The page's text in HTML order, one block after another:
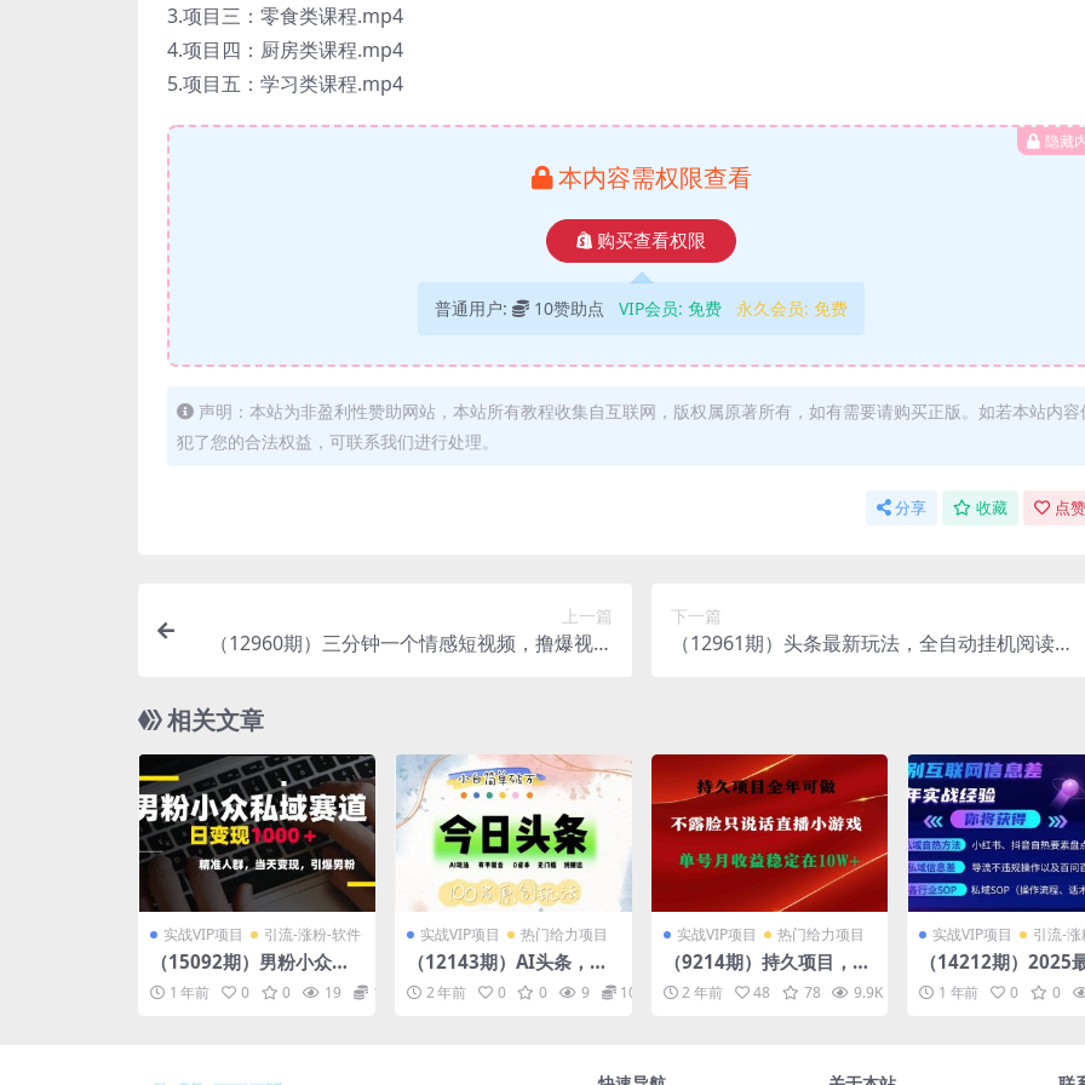
3.项目三：零食类课程.mp4
4.项目四：厨房类课程.mp4
5.项目五：学习类课程.mp4
隐藏
本内容需权限查看
购买查看权限
普通用户: 10赞助点 VIP会员: 免费 永久会员: 免费
声明：本站为非盈利性赞助网站，本站所有教程收集自互联网，版权属原著所有，如有需要请购买正版。如若本站内容
犯了您的合法权益，可联系我们进行处理。
分享 收藏 点
上一篇
（12960期）三分钟一个情感短视频，撸爆视频
下一篇
（12961期）头条最新玩法，全自动挂机阅读，
相关文章
实战VIP项目 引流-涨粉-软件
（15092期）男粉小众私
域赛道，日变现1000＋，
精准人群，当天变现，引
1 年前 0 0 19 10
实战VIP项目 热门给力项目
（12143期）AI头条，有
手就会，0成本无门槛，纯
搬运，小白单号简单破万
2 年前 0 0 9 10
实战VIP项目 热门给力项目
（9214期）持久项目，全
年可做，不露脸直播小游
戏，单号单日收益2500
2 年前 48 78 9.9K 10
实战VIP项目 引流-
（14212期）2025
量玩法出炉，无视平
控，小红书暴利引
1 年前 0 0